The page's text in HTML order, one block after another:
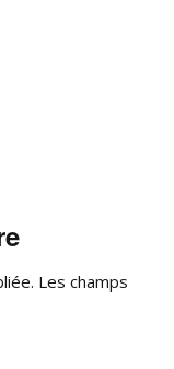
Les champs